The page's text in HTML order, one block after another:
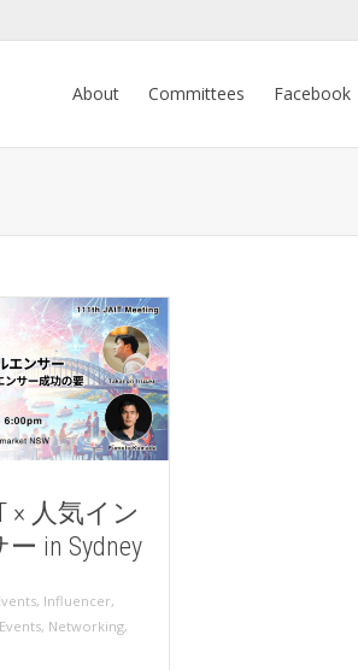
About Committees Facebook
× 人気イン
in Sydney
, Influencer,
Events, Networking,